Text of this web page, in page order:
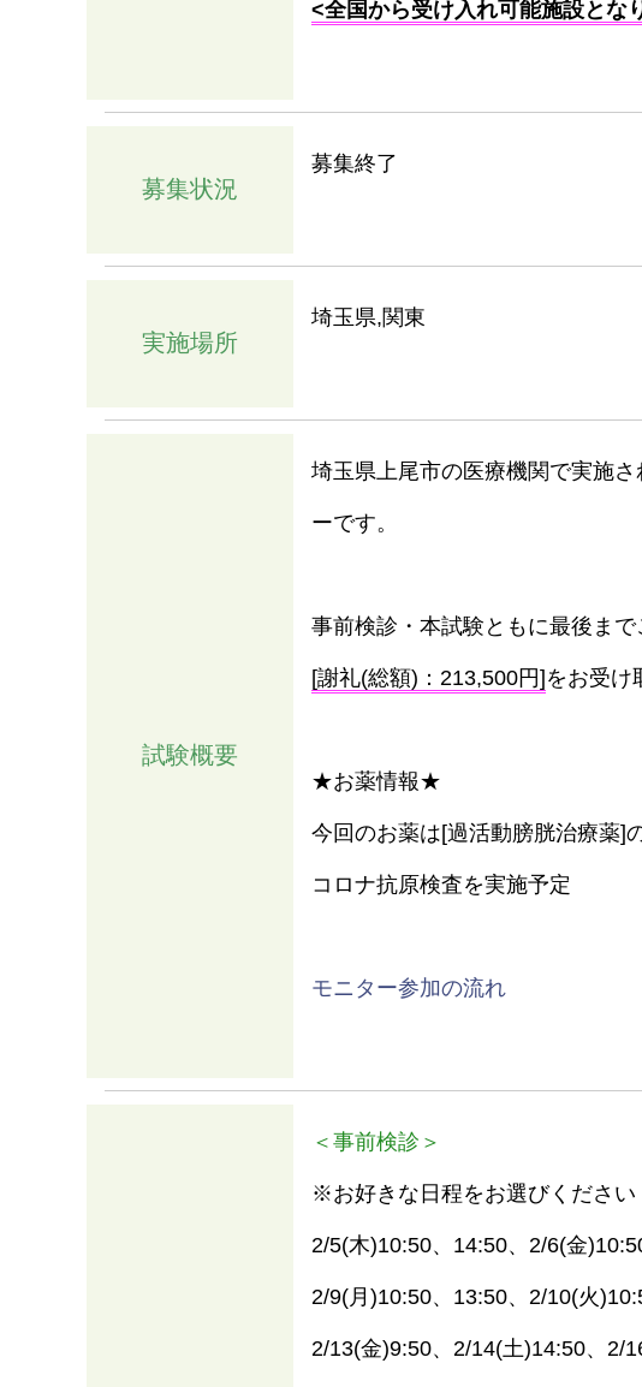
<全国から受け入れ可能施設とな
募集状況
募集終了
実施場所
埼玉県,関東
試験概要
埼玉県上尾市の医療機関で実施
ーです。
事前検診・本試験ともに最後まで
[謝礼(総額)：213,500円] をお受け
★お薬情報★
今回のお薬は[過活動膀胱治療薬]
コロナ抗原検査を実施予定
モニター参加の流れ
＜事前検診＞
※お好きな日程をお選びください
2/5(木)10:50、14:50、2/6(金
2/9(月)10:50、13:50、2/10(火
2/13(金)9:50、2/14(土)14:50、2/